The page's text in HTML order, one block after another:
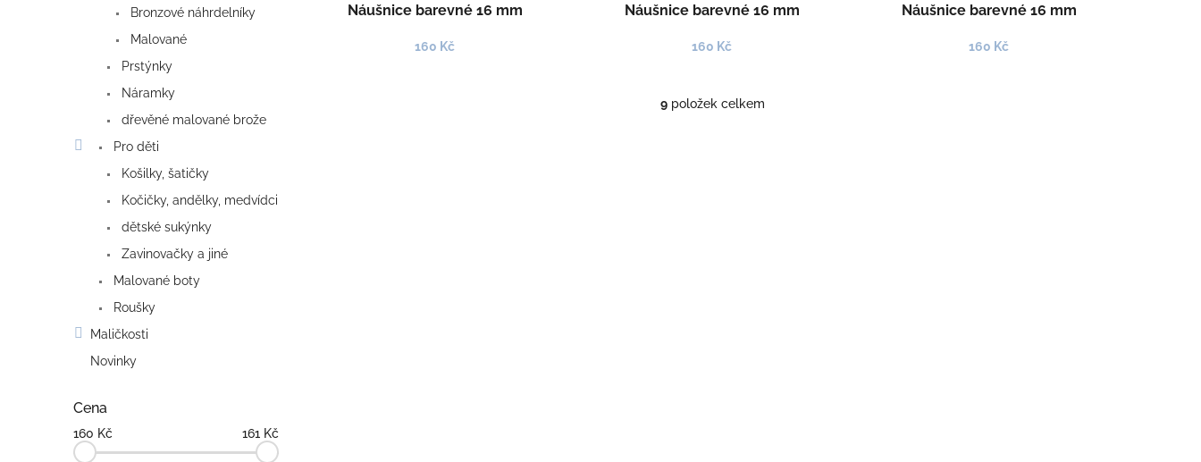
Bronzové náhrdelníky
Malované
Prstýnky
Náramky
dřevěné malované brože
Pro děti
Košilky, šatičky
Kočičky, andělky, medvídci
dětské sukýnky
Zavinovačky a jiné
Malované boty
Roušky
Maličkosti
Novinky
Cena
160 Kč 161 Kč
Náušnice barevné 16 mm
160 Kč
Náušnice barevné 16 mm
160 Kč
Náušnice barevné 16 mm
160 Kč
O
9položek celkem